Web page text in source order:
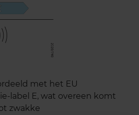
met het EU
label E, wat overeen komt
zwakke